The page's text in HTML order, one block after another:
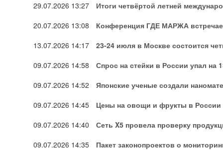
29.07.2026 13:27
Итоги четвёртой летней
20.07.2026 13:08
Конференция ГДЕ МАРЖА
13.07.2026 14:17
23-24 июля в Москве состоится
09.07.2026 14:58
Спрос на стейки в России упал на
09.07.2026 14:52
Японские ученые создали
09.07.2026 14:45
Цены на овощи и фрукты в России
09.07.2026 14:40
Сеть X5 провела проверку
09.07.2026 14:35
Пакет законопроектов о